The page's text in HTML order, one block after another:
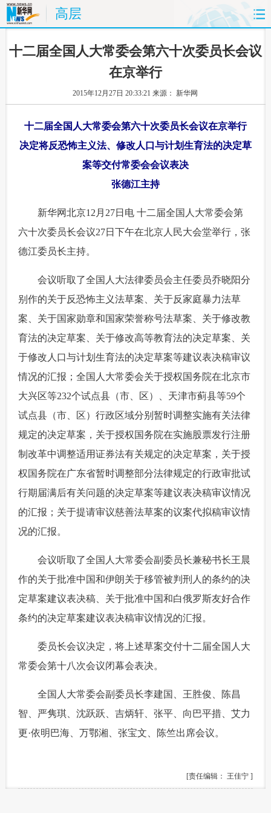
高层
首页 时政 国际 财经
体育
时尚 思客 地方 法治
能源 房产
旅游 健康 信息化 数据
新华电视中文 新华电视英文 返回PC
十二届全国人大常委会第六十次委员长会议
在京举行
2015年12月27日 20:33:21来源： 新华网
十二届全国人大常委会第六十次委员长会议在京举行
决定将反恐怖主义法、修改人口与计划生育法的决定草
案等交付常委会会议表决
张德江主持
新华网北京12月27日电 十二届全国人大常委会第
六十次委员长会议27日下午在北京人民大会堂举行，张
德江委员长主持。
会议听取了全国人大法律委员会主任委员乔晓阳分
别作的关于反恐怖主义法草案、关于反家庭暴力法草
案、关于国家勋章和国家荣誉称号法草案、关于修改教
育法的决定草案、关于修改高等教育法的决定草案、关
于修改人口与计划生育法的决定草案等建议表决稿审议
情况的汇报；全国人大常委会关于授权国务院在北京市
大兴区等232个试点县（市、区）、天津市蓟县等59个
试点县（市、区）行政区域分别暂时调整实施有关法律
规定的决定草案，关于授权国务院在实施股票发行注册
制改革中调整适用证券法有关规定的决定草案，关于授
权国务院在广东省暂时调整部分法律规定的行政审批试
行期届满后有关问题的决定草案等建议表决稿审议情况
的汇报；关于提请审议慈善法草案的议案代拟稿审议情
况的汇报。
会议听取了全国人大常委会副委员长兼秘书长王晨
作的关于批准中国和伊朗关于移管被判刑人的条约的决
定草案建议表决稿、关于批准中国和白俄罗斯友好合作
条约的决定草案建议表决稿审议情况的汇报。
委员长会议决定，将上述草案交付十二届全国人大
常委会第十八次会议闭幕会表决。
全国人大常委会副委员长李建国、王胜俊、陈昌
智、严隽琪、沈跃跃、吉炳轩、张平、向巴平措、艾力
更·依明巴海、万鄂湘、张宝文、陈竺出席会议。
[责任编辑： 王佳宁 ]